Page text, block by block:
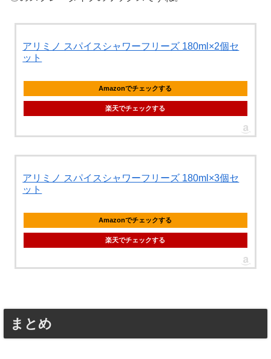
アリミノ スパイスシャワーフリーズ 180ml×2個セ
ット
Amazonでチェックする
楽天でチェックする
アリミノ スパイスシャワーフリーズ 180ml×3個セ
ット
Amazonでチェックする
楽天でチェックする
まとめ